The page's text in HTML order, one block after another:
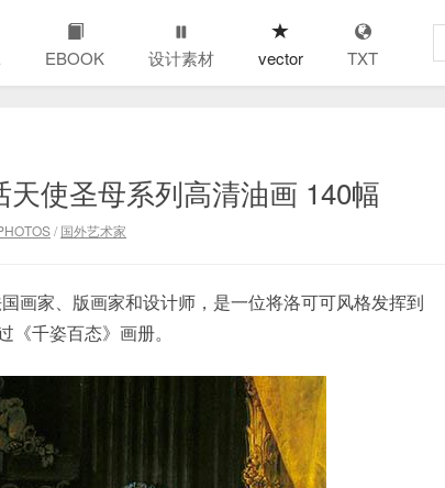
EBOOK 设计素材 vector TXT
使圣母系列高清油画 140幅
/ 国外艺术家
画家、版画家和设计师，是一位将洛可可风格发挥到
千姿百态》画册。